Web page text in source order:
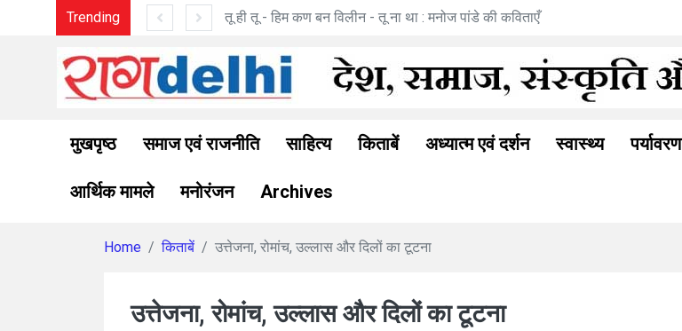
Trending
तू ना था : मनोज पांडे की कविताएँ रामत्व अनुभूति : अनीता गोयल की नई कहानी
मुखपृष्ठ समाज एवं राजनीति साहित्य किताबें अध्यात्म एवं दर्शन स्वास्थ्य पर्यावरण
आर्थिक मामले मनोरंजन Archives
Home किताबें उत्तेजना, रोमांच, उल्लास और दिलों का टूटना
उत्तेजना, रोमांच, उल्लास और दिलों का टूटना